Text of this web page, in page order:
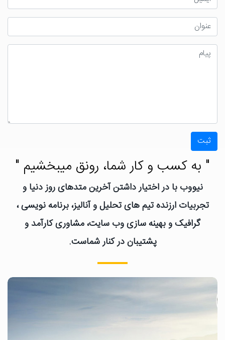
ثبت
" به کسب و کار شما، رونق میبخشیم "
نیووب با در اختیار داشتن آخرین متدهای روز دنیا و
تجربیات ارزنده تیم های تحلیل و آنالیز، برنامه نویسی ،
گرافیک و بهینه سازی وب سایت، مشاوری کارآمد و
پشتیبان در کنار شماست.